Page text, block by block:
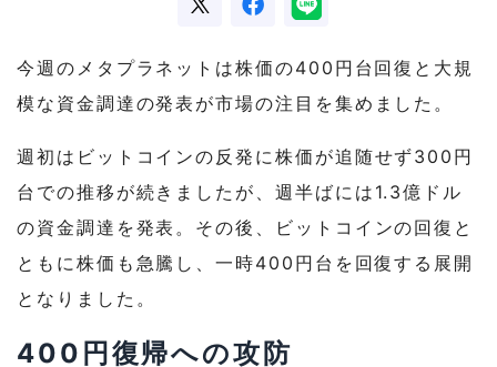
今週のメタプラネットは株価の400円台回復と大規
模な資金調達の発表が市場の注目を集めました。
週初はビットコインの反発に株価が追随せず300円
台での推移が続きましたが、週半ばには1.3億ドル
の資金調達を発表。その後、ビットコインの回復と
ともに株価も急騰し、一時400円台を回復する展開
となりました。
400円復帰への攻防